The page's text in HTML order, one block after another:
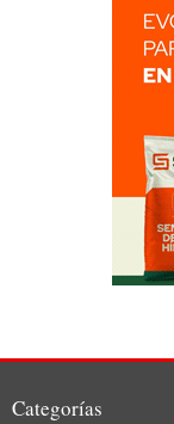
Categorías